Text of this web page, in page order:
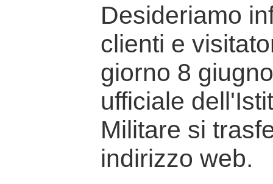
Desideriamo
clienti e
giorno 8
ufficiale
Militare si
indirizzo web.